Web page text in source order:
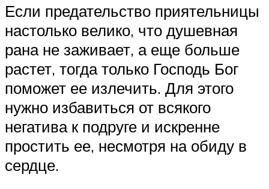
Если предательство приятельницы
настолько велико, что душевная
рана не заживает, а еще больше
растет, тогда только Господь Бог
поможет ее излечить. Для этого
нужно избавиться от всякого
негатива к подруге и искренне
простить ее, несмотря на обиду в
сердце.